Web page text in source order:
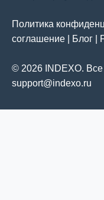
Политика
соглашение
Блог
© 2026 INDEXO.
support@indexo.ru